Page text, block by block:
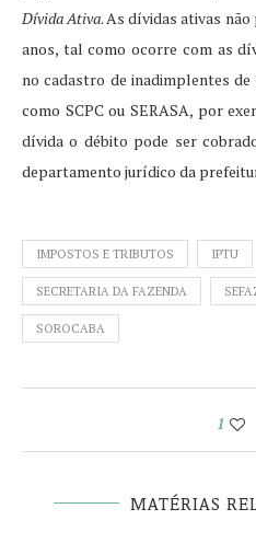
Dívida Ativa. As dívidas ativas
anos, tal como ocorre com as
no cadastro de inadimplentes
como SCPC ou SERASA, por
dívida o débito pode ser
departamento jurídico da
IMPOSTOS E TRIBUTOS IPTU
SECRETARIA DA FAZENDA
SOROCABA
1
MATÉRIAS